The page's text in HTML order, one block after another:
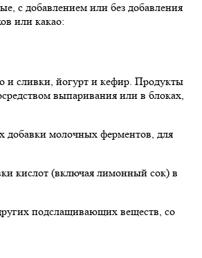
с добавлением или без добавления
или какао:
и сливки, йогурт и кефир. Продукты
выпаривания или в блоках,
добавки молочных ферментов, для
кислот (включая лимонный сок) в
подслащивающих веществ, со